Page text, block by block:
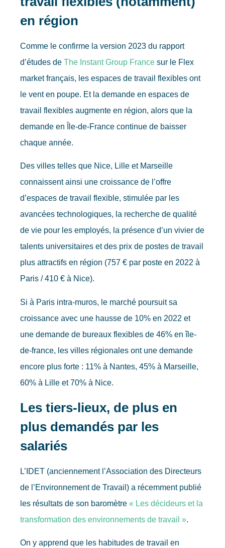
en région
Comme le confirme la version 2023 du rapport
d’études de The Instant Group France sur le Flex
market français, les espaces de travail flexibles ont
le vent en poupe. Et la demande en espaces de
travail flexibles augmente en région, alors que la
demande en Île-de-France continue de baisser
chaque année.
Des villes telles que Nice, Lille et Marseille
connaissent ainsi une croissance de l’offre
d’espaces de travail flexible, stimulée par les
avancées technologiques, la recherche de qualité
de vie pour les employés, la présence d’un vivier de
talents universitaires et des prix de postes de travail
plus attractifs en région (757 € par poste en 2022 à
Paris / 410 € à Nice).
Si à Paris intra-muros, le marché poursuit sa
croissance avec une hausse de 10% en 2022 et
une demande de bureaux flexibles de 46% en île-
de-france, les villes régionales ont une demande
encore plus forte : 11% à Nantes, 45% à Marseille,
60% à Lille et 70% à Nice.
Les tiers-lieux, de plus en
plus demandés par les
salariés
L’IDET (anciennement l’Association des Directeurs
de l’Environnement de Travail) a récemment publié
les résultats de son baromètre « Les décideurs et la
transformation des environnements de travail ».
On y apprend que les habitudes de travail en